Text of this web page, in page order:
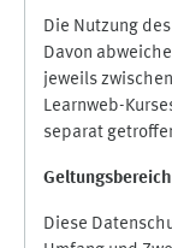
Die Nutzung
Davon
jeweils
Learnweb-
separat
Geltungsbereich
Diese